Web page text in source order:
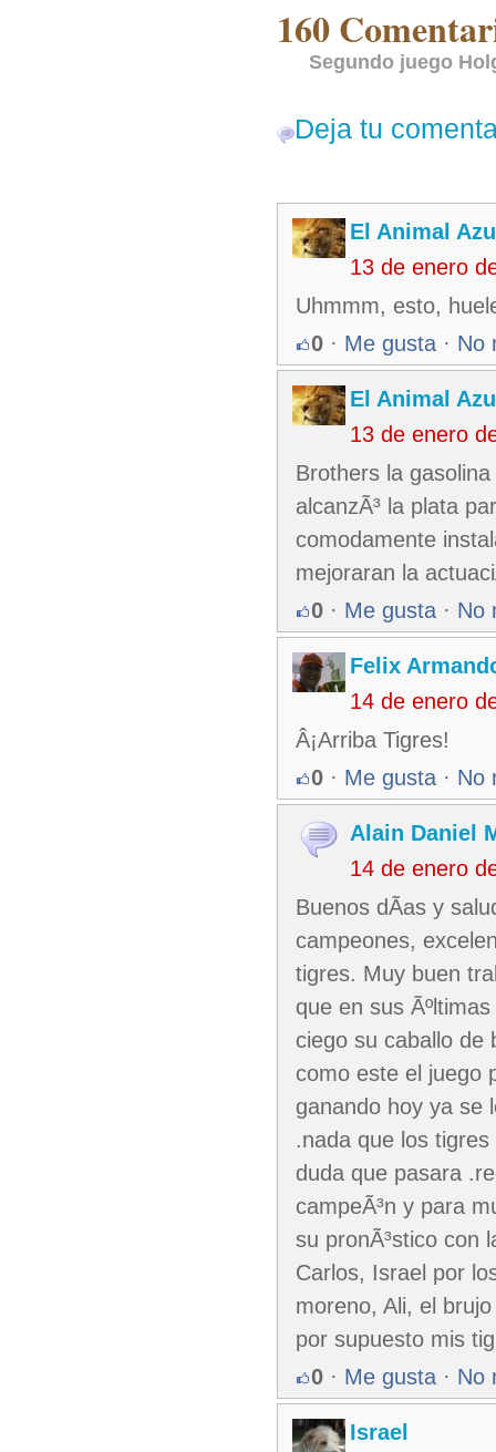
160
Segundo juego
Deja tu
El Animal
13 de enero
Uhmmm, esto,
0 · Me gusta · No
El Animal
13 de enero
Brothers la
alcanzÃ³ la plata
comodamente
mejoraran la
0 · Me gusta · No
Felix
14 de enero
Â¡Arriba Tigres!
0 · Me gusta · No
Alain Daniel
14 de enero
Buenos dÃ­as y
campeones,
tigres. Muy buen
que en sus
ciego su caballo de
como este el juego
ganando hoy ya se
.nada que los
duda que pasara
campeÃ³n y para
su pronÃ³stico con
Carlos, Israel por
moreno, Ali, el
por supuesto mis
0 · Me gusta · No
Israel